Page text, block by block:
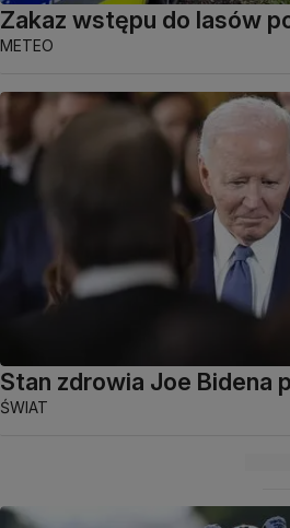
Zakaz wstępu do lasów
METEO
Stan zdrowia Joe Bidena
ŚWIAT